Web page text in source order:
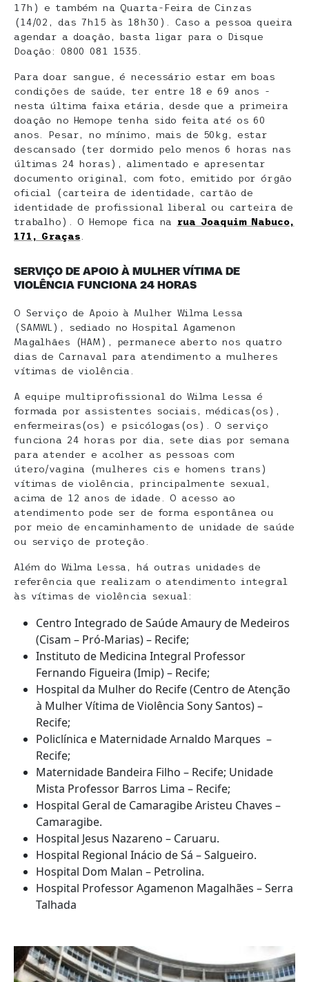
17h) e também na Quarta-Feira de Cinzas
(14/02, das 7h15 às 18h30). Caso a pessoa queira
agendar a doação, basta ligar para o Disque
Doação: 0800 081 1535.
Para doar sangue, é necessário estar em boas
condições de saúde, ter entre 18 e 69 anos -
nesta última faixa etária, desde que a primeira
doação no Hemope tenha sido feita até os 60
anos. Pesar, no mínimo, mais de 50kg, estar
descansado (ter dormido pelo menos 6 horas nas
últimas 24 horas), alimentado e apresentar
documento original, com foto, emitido por órgão
oficial (carteira de identidade, cartão de
identidade de profissional liberal ou carteira de
trabalho). O Hemope fica na
rua Joaquim Nabuco,
171, Graças
SERVIÇO DE APOIO À MULHER VÍTIMA DE
VIOLÊNCIA FUNCIONA 24 HORAS
O Serviço de Apoio à Mulher Wilma Lessa
(SAMWL), sediado no Hospital Agamenon
Magalhães (HAM), permanece aberto nos quatro
dias de Carnaval para atendimento a mulheres
vítimas de violência.
A equipe multiprofissional do Wilma Lessa é
formada por assistentes sociais, médicas(os),
enfermeiras(os) e psicólogas(os). O serviço
funciona 24 horas por dia, sete dias por semana
para atender e acolher as pessoas com
útero/vagina (mulheres cis e homens trans)
vítimas de violência, principalmente sexual,
acima de 12 anos de idade. O acesso ao
atendimento pode ser de forma espontânea ou
por meio de encaminhamento de unidade de saúde
ou serviço de proteção.
Além do Wilma Lessa, há outras unidades de
referência que realizam o atendimento integral
às vítimas de violência sexual:
Centro Integrado de Saúde Amaury de Medeiros
(Cisam – Pró-Marias) – Recife;
Instituto de Medicina Integral Professor
Fernando Figueira (Imip) – Recife;
Hospital da Mulher do Recife (Centro de Atenção
à Mulher Vítima de Violência Sony Santos) –
Recife;
Policlínica e Maternidade Arnaldo Marques –
Recife;
Maternidade Bandeira Filho – Recife; Unidade
Mista Professor Barros Lima – Recife;
Hospital Geral de Camaragibe Aristeu Chaves –
Camaragibe.
Hospital Jesus Nazareno – Caruaru.
Hospital Regional Inácio de Sá – Salgueiro.
Hospital Dom Malan – Petrolina.
Hospital Professor Agamenon Magalhães – Serra
Talhada